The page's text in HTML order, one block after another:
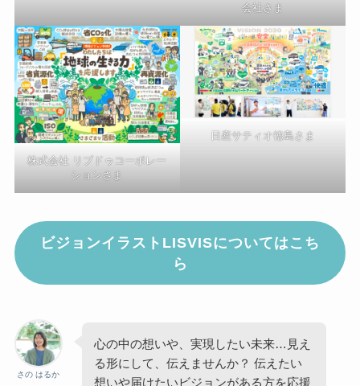
会社さま
株式会社 リブドゥコーポレー
ションさま
日産サティオ徳島さま
ビジョンイラストLISVISについてはこち
ら
さの はるか
心の中の想いや、実現したい未来…見え
る形にして、伝えませんか？ 伝えたい
想いや届けたいビジョンがある方を応援